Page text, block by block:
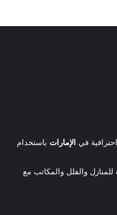
في الإمارات باستخدام
والفلل والمكاتب مع